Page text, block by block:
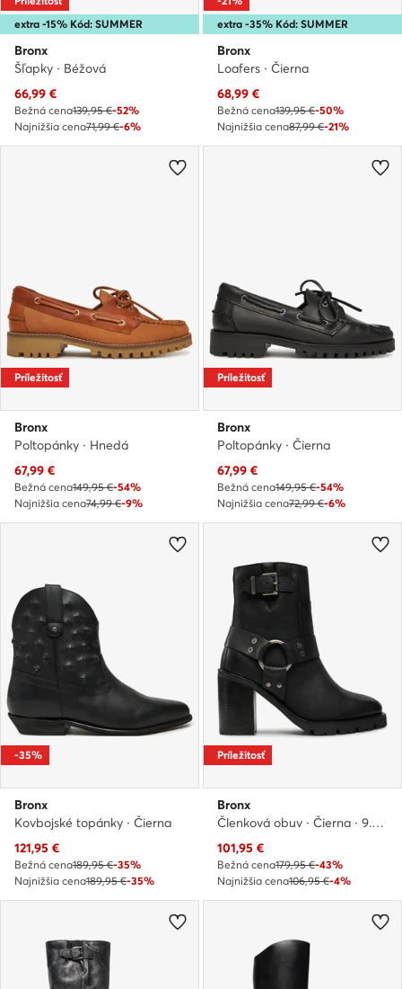
extra -15% Kód: SUMMER
Bronx
Šľapky · Béžová
Aktuálna cena
66,99 €
Bežná cena139,95 €-52%
Najnižšia cena71,99 €-6%
extra -35% Kód: SUMMER
Bronx
Loafers · Čierna
Aktuálna cena
68,99 €
Bežná cena139,95 €-50%
Najnižšia cena87,99 €-21%
Príležitosť
Bronx
Poltopánky · Hnedá
Aktuálna cena
67,99 €
Bežná cena149,95 €-54%
Najnižšia cena74,99 €-9%
Príležitosť
Bronx
Poltopánky · Čierna
Aktuálna cena
67,99 €
Bežná cena149,95 €-54%
Najnižšia cena72,99 €-6%
-35%
Bronx
Kovbojské topánky · Čierna
Aktuálna cena
121,95 €
Bežná cena189,95 €-35%
Najnižšia cena189,95 €-35%
Príležitosť
Bronx
Členková obuv · Čierna · 9.5 cm
Aktuálna cena
101,95 €
Bežná cena179,95 €-43%
Najnižšia cena106,95 €-4%